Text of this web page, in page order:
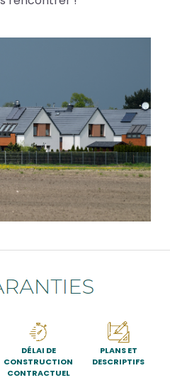
DÉLAI DE
CONSTRUCTION
CONTRACTUEL
PLANS ET
DESCRIPTIFS